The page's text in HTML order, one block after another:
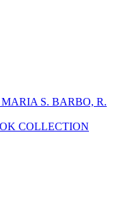
S. BARBO, R.
COLLECTION